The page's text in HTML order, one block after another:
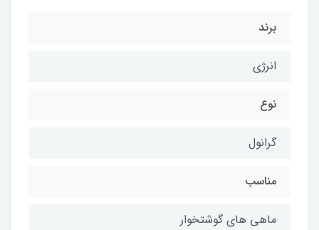
برند
انرژی
نوع
گرانول
مناسب
ماهی های گوشتخوار